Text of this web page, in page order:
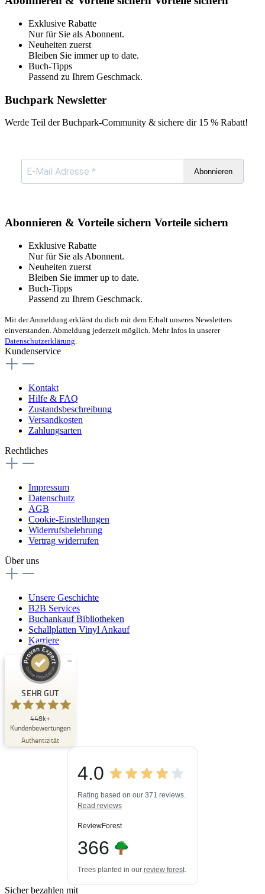
Exklusive Rabatte
Nur für Sie als Abonnent.
Neuheiten zuerst
Bleiben Sie immer up to date.
Buch-Tipps
Passend zu Ihrem Geschmack.
Buchpark Newsletter
Werde Teil der Buchpark-Community & sichere dir 15 % Rabatt!
Abonnieren
Abonnieren & Vorteile sichern Vorteile sichern
Exklusive Rabatte
Nur für Sie als Abonnent.
Neuheiten zuerst
Bleiben Sie immer up to date.
Buch-Tipps
Passend zu Ihrem Geschmack.
Mit der Anmeldung erklärst du dich mit dem Erhalt unseres Newsletters
einverstanden. Abmeldung jederzeit möglich. Mehr Infos in unserer
Datenschutzerklärung
Kundenservice
Kontakt
Hilfe & FAQ
Zustandsbeschreibung
Versandkosten
Zahlungsarten
Rechtliches
Impressum
Datenschutz
AGB
Cookie-Einstellungen
Widerrufsbelehrung
Vertrag widerrufen
Über uns
Unsere Geschichte
B2B Services
Buchankauf Bibliotheken
Schallplatten Vinyl Ankauf
Karriere
SEHR GUT
448k+
Kundenbewertungen
Authentizität
Kundenbewertungen und Erfahrungen zu
SEHR GUT
4,84
/
5,00
3
ProvenExpert.com
Blick aufs ProvenExpert-Profil werfen
06.08.2026
4.0
Rating based on our 371 reviews.
Read reviews
ReviewForest
366
Trees planted in our review forest.
Sicher bezahlen mit